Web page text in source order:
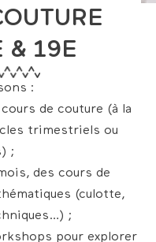
& 19E
:
de couture (à la
trimestriels ou
;
des cours de
(culotte,
;
pour explorer